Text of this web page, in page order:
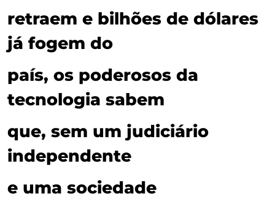
retraem e bilhões de dólares
já fogem do
país, os poderosos da
tecnologia sabem
que, sem um judiciário
independente
e uma sociedade